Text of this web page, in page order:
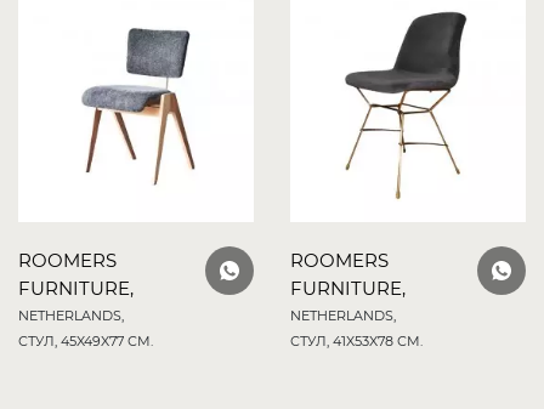
ROOMERS
FURNITURE,
NETHERLANDS,
СТУЛ, 45X49X77 СМ.
ROOMERS
FURNITURE,
NETHERLANDS,
СТУЛ, 41X53X78 СМ.